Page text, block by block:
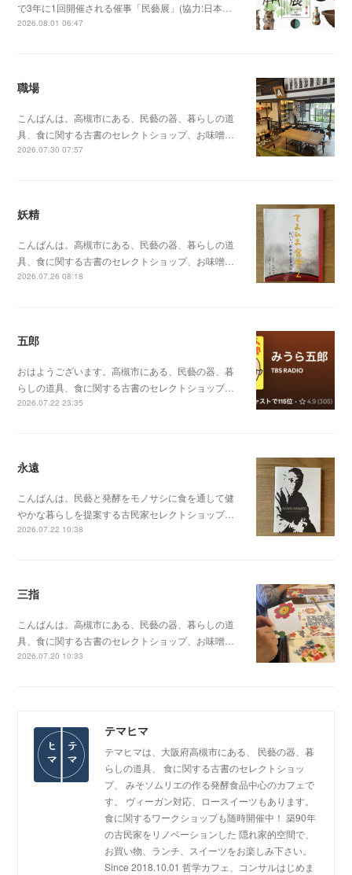
で3年に1回開催される催事「民藝展」(協力:日本…
2026.08.01 06:47
職場
こんばんは。高槻市にある、民藝の器、暮らしの道
具、食に関する古書のセレクトショップ、お味噌…
2026.07.30 07:57
妖精
こんばんは。高槻市にある、民藝の器、暮らしの道
具、食に関する古書のセレクトショップ、お味噌…
2026.07.26 08:18
五郎
おはようございます。高槻市にある、民藝の器、暮
らしの道具、食に関する古書のセレクトショップ…
2026.07.22 23:35
永遠
こんばんは。民藝と発酵をモノサシに食を通して健
やかな暮らしを提案する古民家セレクトショップ…
2026.07.22 10:38
三指
こんばんは。高槻市にある、民藝の器、暮らしの道
具、食に関する古書のセレクトショップ、お味噌…
2026.07.20 10:33
テマヒマ
テマヒマは、大阪府高槻市にある、 民藝の器、暮
らしの道具、 食に関する古書のセレクトショッ
プ、 みそソムリエの作る発酵食品中心のカフェで
す。 ヴィーガン対応、ロースイーツもあります。
食に関するワークショップも随時開催中！ 築90年
の古民家をリノベーションした 隠れ家的空間で、
お買い物、ランチ、スイーツをお楽しみ下さい。
Since 2018.10.01 哲学カフェ、コンサルはじめま